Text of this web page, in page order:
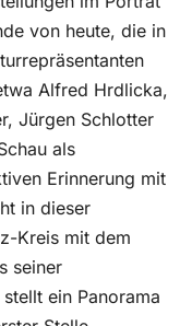
von heute, die in
Alfred Hrdlicka,
Jürgen Schlotter
als
Erinnerung mit
in dieser
Kreis mit dem
seiner
ein Panorama